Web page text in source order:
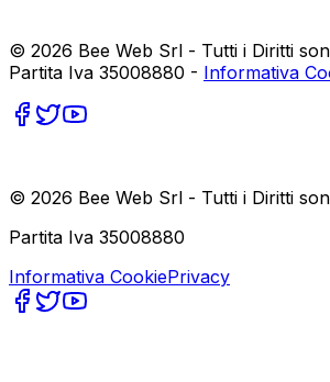
© 2026 Bee Web Srl - Tutti i Diritti
Partita Iva 35008880 - Informativa
© 2026 Bee Web Srl - Tutti i Diritti
Partita Iva 35008880
Informativa CookiePrivacy